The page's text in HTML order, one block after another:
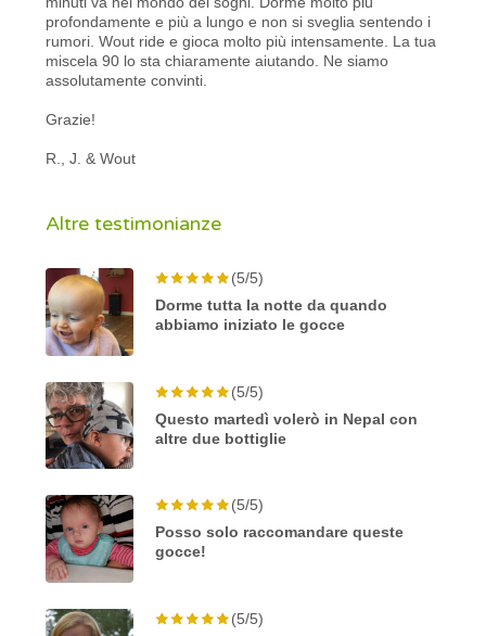
profondamente e più a lungo e non si sveglia sentendo i
rumori. Wout ride e gioca molto più intensamente. La tua
miscela 90 lo sta chiaramente aiutando. Ne siamo
assolutamente convinti.
Grazie!
R., J. & Wout
Altre testimonianze
(5/5)
Dorme tutta la notte da quando
abbiamo iniziato le gocce
(5/5)
Questo martedì volerò in Nepal con
altre due bottiglie
(5/5)
Posso solo raccomandare queste
gocce!
(5/5)